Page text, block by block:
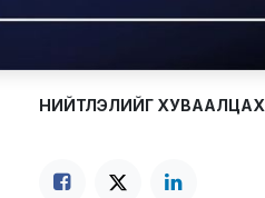
НИЙТЛЭЛИЙГ ХУВААЛЦАХ